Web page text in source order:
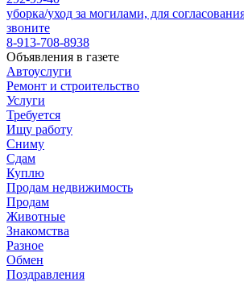
уборка/уход за могилами, для
звоните
8-913-708-8938
Объявления в газете
Автоуслуги
Ремонт и строительство
Услуги
Требуется
Ищу работу
Сниму
Сдам
Куплю
Продам недвижимость
Продам
Животные
Знакомства
Разное
Обмен
Поздравления